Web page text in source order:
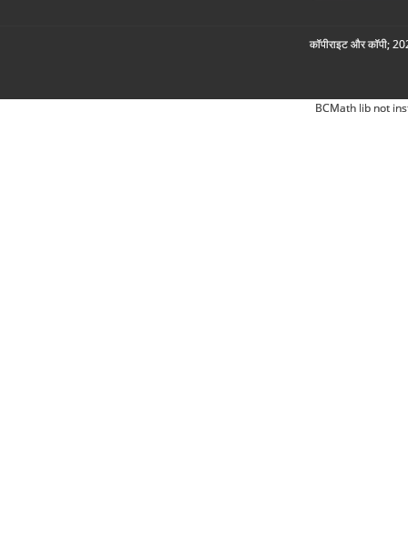
कॉपीराइट और कॉपी;
BCMath lib not